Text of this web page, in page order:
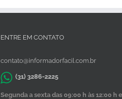
ENTRE EM CONTATO
contato@informadorfacil.com.br
(31) 3286-2225
Segunda a sexta das 09:00 h às 12:00 h e